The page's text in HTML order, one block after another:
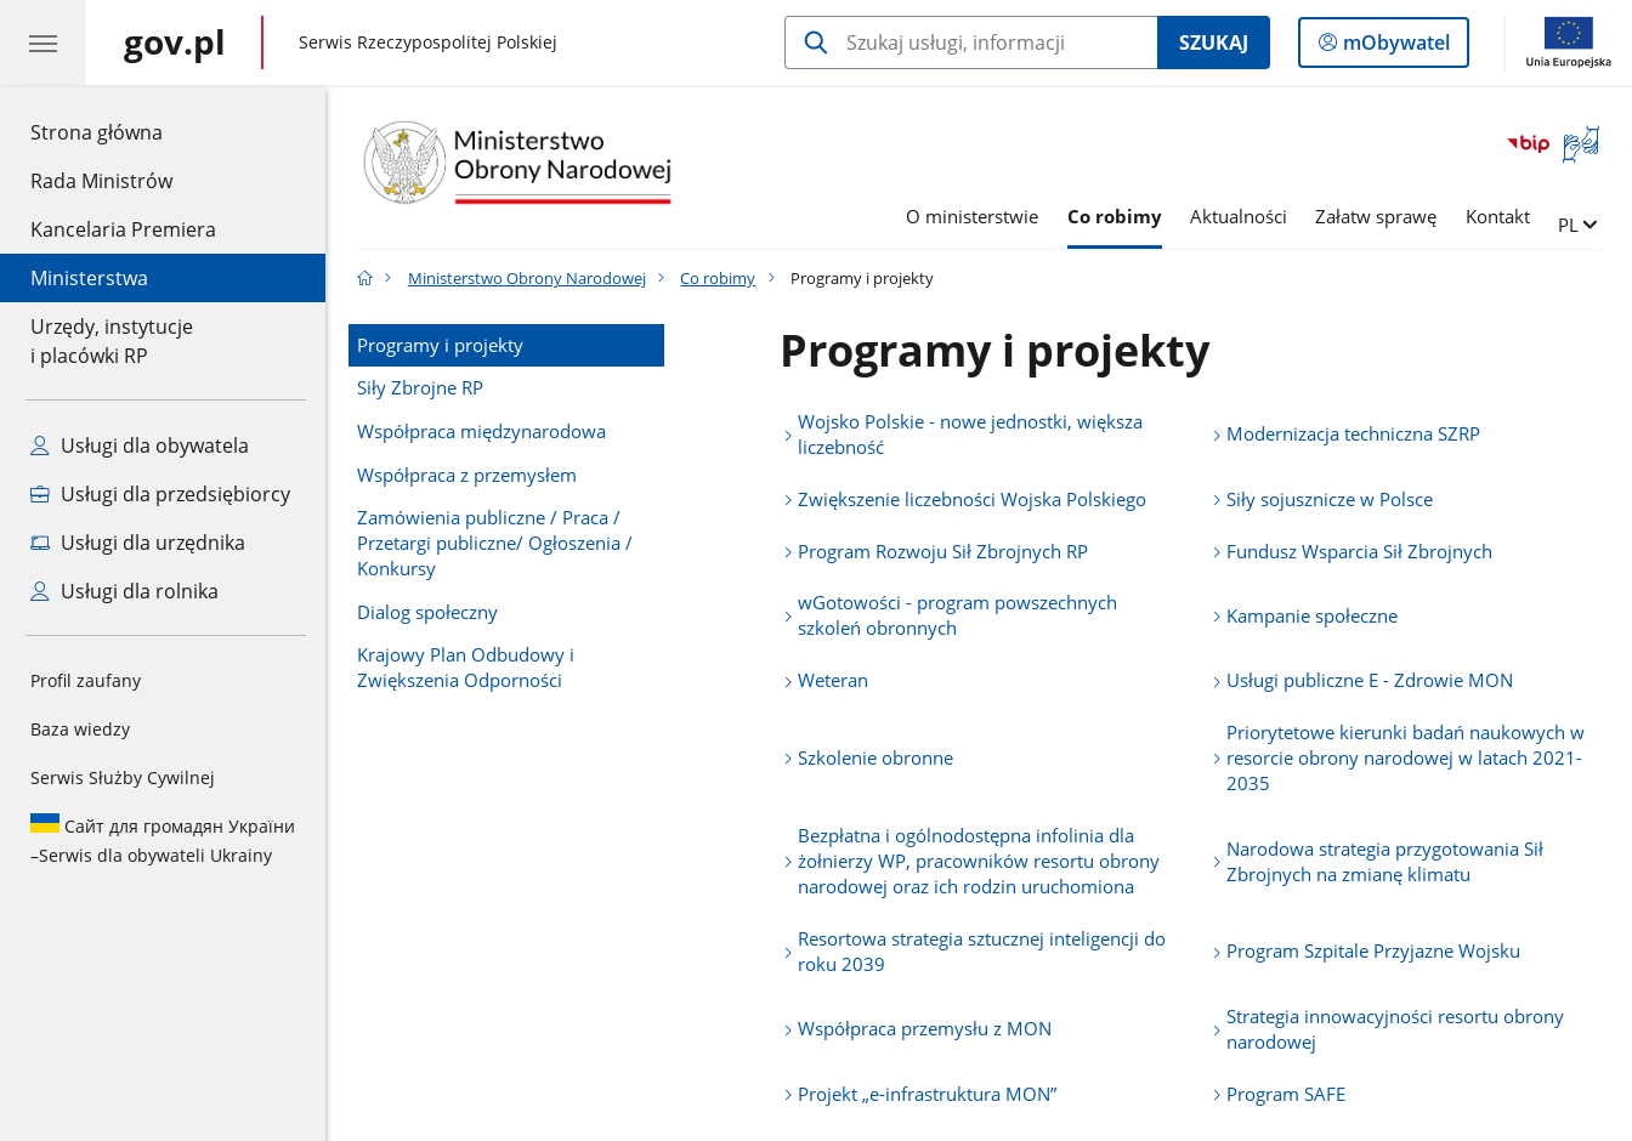
Strona główna
Rada Ministrów
Kancelaria Premiera
Ministerstwa
Urzędy, instytucje
i placówki RP
Usługi dla obywatela
Usługi dla przedsiębiorcy
Usługi dla urzędnika
Usługi dla rolnika
Profil zaufany
Baza wiedzy
Serwis Służby Cywilnej
Сайт для громадян України
–Serwis dla obywateli Ukrainy
gov.pl gov.pl
Serwis Rzeczypospolitej Polskiej SZUKAJ
Logowanie
do
mObywatel
Otwórz
okno
języka
O ministerstwie Co robimy Aktualności Załatw sprawę Kontakt Zmień
PL
Ministerstwo Obrony Narodowej Co robimy Programy i projekty
Programy i projekty
Siły Zbrojne RP
Współpraca międzynarodowa
Współpraca z przemysłem
Zamówienia publiczne / Praca /
Przetargi publiczne/ Ogłoszenia /
Konkursy
Dialog społeczny
Krajowy Plan Odbudowy i
Zwiększenia Odporności
Programy i projekty
Wojsko Polskie - nowe jednostki, większa
liczebność
Modernizacja techniczna SZRP
Zwiększenie liczebności Wojska Polskiego Siły sojusznicze w Polsce
Program Rozwoju Sił Zbrojnych RP Fundusz Wsparcia Sił Zbrojnych
wGotowości - program powszechnych
szkoleń obronnych
Kampanie społeczne
Weteran Usługi publiczne E - Zdrowie MON
Szkolenie obronne
Priorytetowe kierunki badań naukowych w
resorcie obrony narodowej w latach 2021-
2035
Bezpłatna i ogólnodostępna infolinia dla
żołnierzy WP, pracowników resortu obrony
narodowej oraz ich rodzin uruchomiona
Narodowa strategia przygotowania Sił
Zbrojnych na zmianę klimatu
Resortowa strategia sztucznej inteligencji do
roku 2039
Program Szpitale Przyjazne Wojsku
Współpraca przemysłu z MON
Strategia innowacyjności resortu obrony
narodowej
Projekt „e-infrastruktura MON” Program SAFE